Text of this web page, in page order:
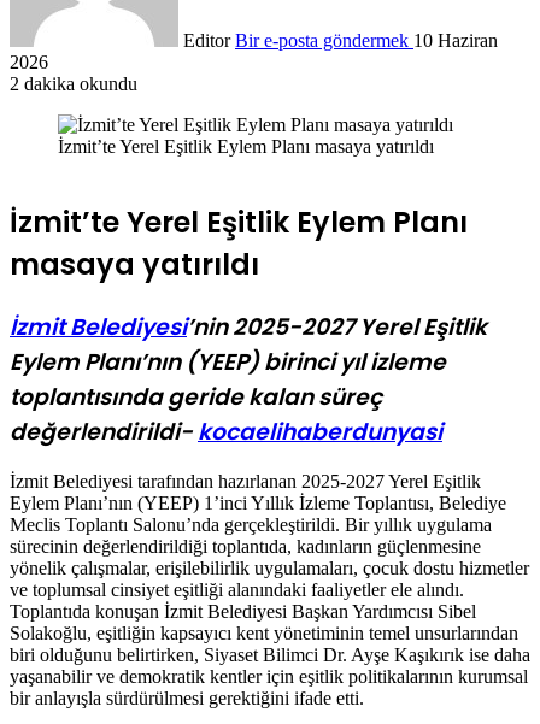
Editor Bir e-posta göndermek 10 Haziran
2026
2 dakika okundu
İzmit’te Yerel Eşitlik Eylem Planı masaya yatırıldı
İzmit’te Yerel Eşitlik Eylem Planı
masaya yatırıldı
İzmit Belediyesi’nin 2025-2027 Yerel Eşitlik
Eylem Planı’nın (YEEP) birinci yıl izleme
toplantısında geride kalan süreç
değerlendirildi-kocaelihaberdunyasi
İzmit Belediyesi tarafından hazırlanan 2025-2027 Yerel Eşitlik
Eylem Planı’nın (YEEP) 1’inci Yıllık İzleme Toplantısı, Belediye
Meclis Toplantı Salonu’nda gerçekleştirildi. Bir yıllık uygulama
sürecinin değerlendirildiği toplantıda, kadınların güçlenmesine
yönelik çalışmalar, erişilebilirlik uygulamaları, çocuk dostu hizmetler
ve toplumsal cinsiyet eşitliği alanındaki faaliyetler ele alındı.
Toplantıda konuşan İzmit Belediyesi Başkan Yardımcısı Sibel
Solakoğlu, eşitliğin kapsayıcı kent yönetiminin temel unsurlarından
biri olduğunu belirtirken, Siyaset Bilimci Dr. Ayşe Kaşıkırık ise daha
yaşanabilir ve demokratik kentler için eşitlik politikalarının kurumsal
bir anlayışla sürdürülmesi gerektiğini ifade etti.